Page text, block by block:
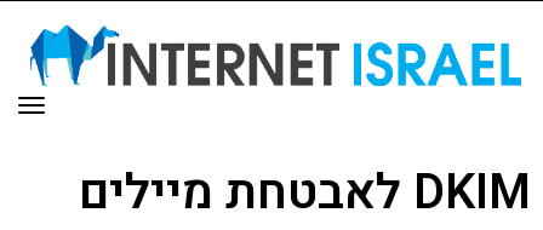
DKIM לאבטחת מיילים